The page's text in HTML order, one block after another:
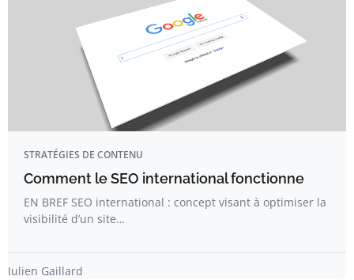
STRATÉGIES DE CONTENU
Comment le SEO international fonctionne
EN BREF SEO international : concept visant à optimiser la
visibilité d’un site…
Julien Gaillard